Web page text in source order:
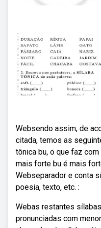
Websendo assim, de
citada, temos as
tônica bu, o que faz
mais forte bu é mais
Webseparador e conta
poesia, texto, etc. :
Webas restantes
pronunciadas com